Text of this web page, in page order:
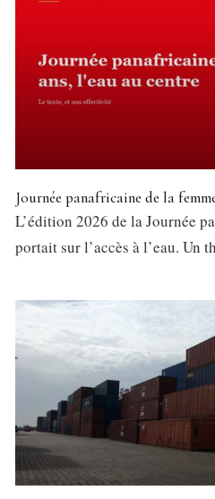
Journée panafricaine de la
L’édition 2026 de la Journée
portait sur l’accès à l’eau. Un